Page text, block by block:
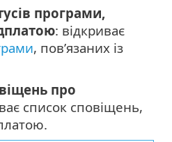
програми,
: відкриває
, пов’язаних із
про
список сповіщень,